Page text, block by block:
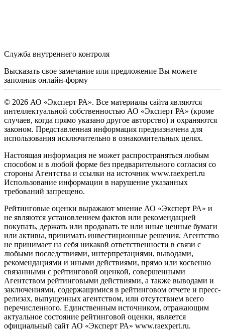
Служба внутреннего контроля
Высказать свое замечание или предложение Вы можете
заполнив онлайн-форму
© 2026 АО «Эксперт РА». Все материалы сайта являются
интеллектуальной собственностью АО «Эксперт РА» (кроме
случаев, когда прямо указано другое авторство) и охраняются
законом. Представленная информация предназначена для
использования исключительно в ознакомительных целях.
Настоящая информация не может распространяться любым
способом и в любой форме без предварительного согласия со
стороны Агентства и ссылки на источник www.raexpert.ru
Использование информации в нарушение указанных
требований запрещено.
Рейтинговые оценки выражают мнение АО «Эксперт РА» и
не являются установлением фактов или рекомендацией
покупать, держать или продавать те или иные ценные бумаги
или активы, принимать инвестиционные решения. Агентство
не принимает на себя никакой ответственности в связи с
любыми последствиями, интерпретациями, выводами,
рекомендациями и иными действиями, прямо или косвенно
связанными с рейтинговой оценкой, совершенными
Агентством рейтинговыми действиями, а также выводами и
заключениями, содержащимися в рейтинговом отчете и пресс-
релизах, выпущенных агентством, или отсутствием всего
перечисленного. Единственным источником, отражающим
актуальное состояние рейтинговой оценки, является
официальный сайт АО «Эксперт РА» www.raexpert.ru.